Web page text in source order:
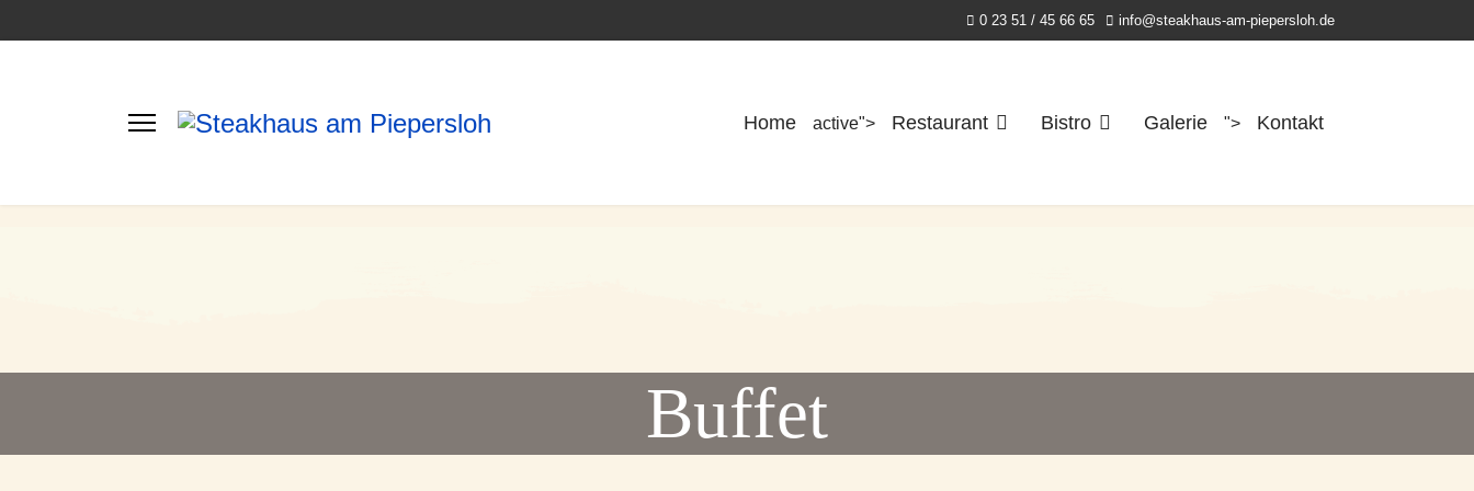
0 23 51 / 45 66 65 info@steakhaus-am-piepersloh.de
Home active"> Restaurant Bistro Galerie "> Kontakt
Buffet